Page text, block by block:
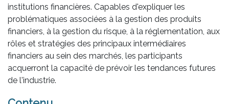
institutions financières. Capables d'expliquer les
problématiques associées à la gestion des produits
financiers, à la gestion du risque, à la réglementation, aux
rôles et stratégies des principaux intermédiaires
financiers au sein des marchés, les participants
acquerront la capacité de prévoir les tendances futures
de l'industrie.